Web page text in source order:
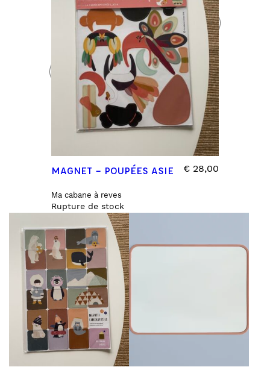
MAGNET – POUPÉES ASIE
Ma cabane à reves
Rupture de stock
€ 28,00